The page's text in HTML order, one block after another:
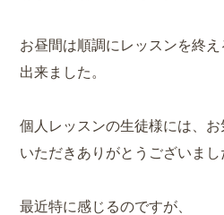
お昼間は順調にレッスンを終え
出来ました。
個人レッスンの生徒様には、お
いただきありがとうございまし
最近特に感じるのですが、